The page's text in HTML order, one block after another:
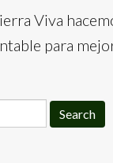
Viva
para